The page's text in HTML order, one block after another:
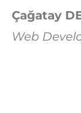
Çağatay
Web